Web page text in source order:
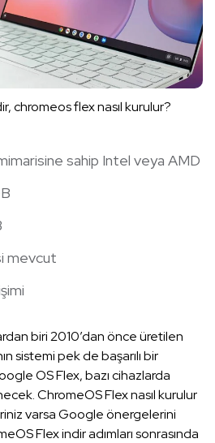
chromeos flex nasıl kurulur?
sahip Intel veya AMD
mevcut
biri 2010’dan önce üretilen
sistemi pek de başarılı bir
OS Flex, bazı cihazlarda
ChromeOS Flex nasıl kurulur
varsa Google önergelerini
Flex indir adımları sonrasında